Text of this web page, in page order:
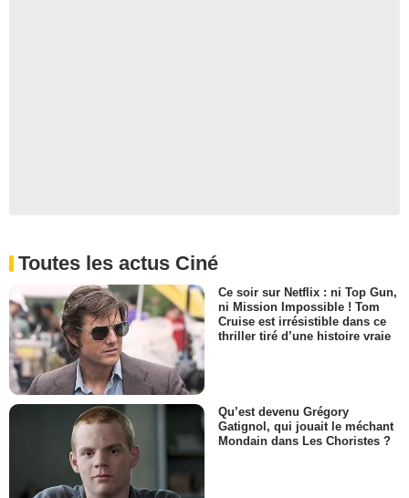
Toutes les actus Ciné
Ce soir sur Netflix : ni Top Gun,
ni Mission Impossible ! Tom
Cruise est irrésistible dans ce
thriller tiré d’une histoire vraie
Qu’est devenu Grégory
Gatignol, qui jouait le méchant
Mondain dans Les Choristes ?